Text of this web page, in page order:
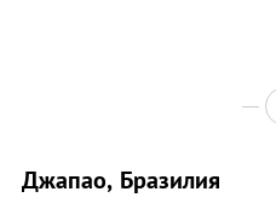
Джапао, Бразилия